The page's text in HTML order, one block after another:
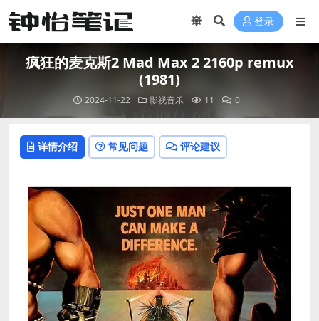
登录
疯狂的麦克斯2 Mad Max 2 2160p remux
(1981)
2024-11-22 影视音乐 11 0
详情介绍 常见问题 评论建议